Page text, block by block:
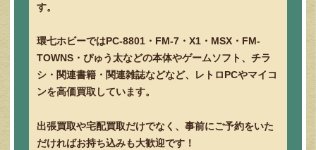
す。
環七ホビーではPC-8801・FM-7・X1・MSX・FM-
TOWNS・ぴゅう太などの本体やゲームソフト、チラ
シ・関連書籍・関連雑誌などなど、レトロPCやマイコ
ンを高価買取しています。
出張買取や宅配買取だけでなく、事前にご予約をいた
だければお持ち込みも大歓迎です！